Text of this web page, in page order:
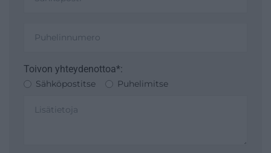
Toivon yhteydenottoa*:
Sähköpostitse Puhelimitse